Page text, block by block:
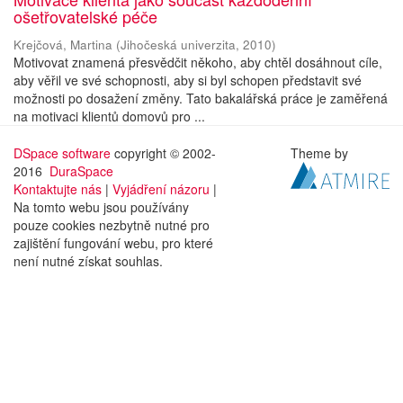
ošetřovatelské péče
Krejčová, Martina (Jihočeská univerzita, 2010)
Motivovat znamená přesvědčit někoho, aby chtěl dosáhnout cíle,
aby věřil ve své schopnosti, aby si byl schopen představit své
možnosti po dosažení změny. Tato bakalářská práce je zaměřená
na motivaci klientů domovů pro ...
DSpace software copyright © 2002-
2016 DuraSpace
Kontaktujte nás | Vyjádření názoru |
Na tomto webu jsou používány
pouze cookies nezbytně nutné pro
zajištění fungování webu, pro které
není nutné získat souhlas.
Theme by